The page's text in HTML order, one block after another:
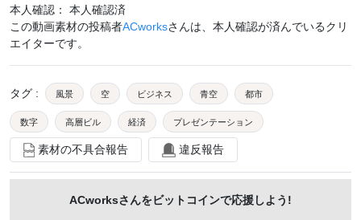
本人確認： 本人確認済
この動画素材の投稿者ACworksさんは、本人確認が済んでいるクリ
エイターです。
タグ : 風景 空 ビジネス 青空 都市
数字 高層ビル 経済 プレゼンテーション
グラフ 分析 cg チャート 動き
ファイナンス 図 統計 図表 表 数学
折れ線グラフ コンピューターグラフィック
素材の不具合報告 違反報告
ACworksさんをビットコインで応援しよう!